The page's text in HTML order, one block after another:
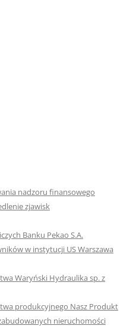
nadzoru finansowego
zjawisk
Banku Pekao S.A.
w instytucji US Warszawa
Waryński Hydraulika sp. z
produkcyjnego Nasz Produkt
nieruchomości